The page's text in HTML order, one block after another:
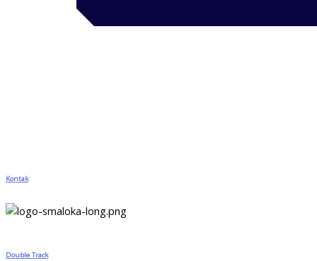
Kontak
Double Track